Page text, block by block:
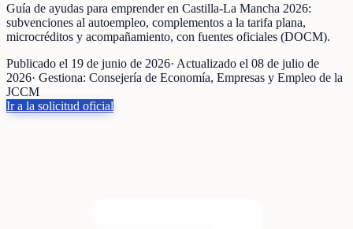
Guía de ayudas para emprender en Castilla-La Mancha 2026:
subvenciones al autoempleo, complementos a la tarifa plana,
microcréditos y acompañamiento, con fuentes oficiales (DOCM).
Publicado el 19 de junio de 2026· Actualizado el 08 de julio de
2026· Gestiona: Consejería de Economía, Empresas y Empleo de la
JCCM
Ir a la solicitud oficial